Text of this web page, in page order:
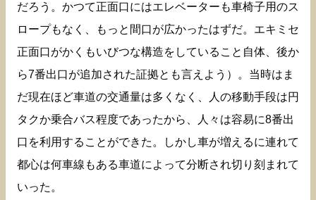
だろう。かつて正面口にはエレベーターも車椅子用のス
ロープもなく、もっと間口が広かったはずだ。エキミセ
正面口がかくもいびつな構造をしていること自体、後か
ら7番出口が追加された証拠とも言えよう）。当時はま
だ現在ほど車道の交通量は多くなく、人の移動手段は円
タクか乗合バス程度であったから、人々は容易に8番出
口を利用することができた。しかし車が増えるに連れて
都心は何車線もある車道によって分断され切り刻まれて
いった。